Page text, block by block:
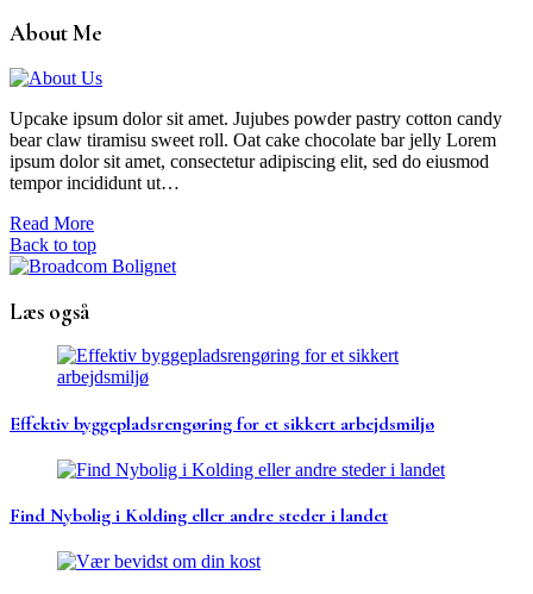
About Me
Upcake ipsum dolor sit amet. Jujubes powder pastry cotton candy
bear claw tiramisu sweet roll. Oat cake chocolate bar jelly Lorem
ipsum dolor sit amet, consectetur adipiscing elit, sed do eiusmod
tempor incididunt ut…
Read More
Back to top
Læs også
Effektiv byggepladsrengøring for et sikkert arbejdsmiljø
Find Nybolig i Kolding eller andre steder i landet